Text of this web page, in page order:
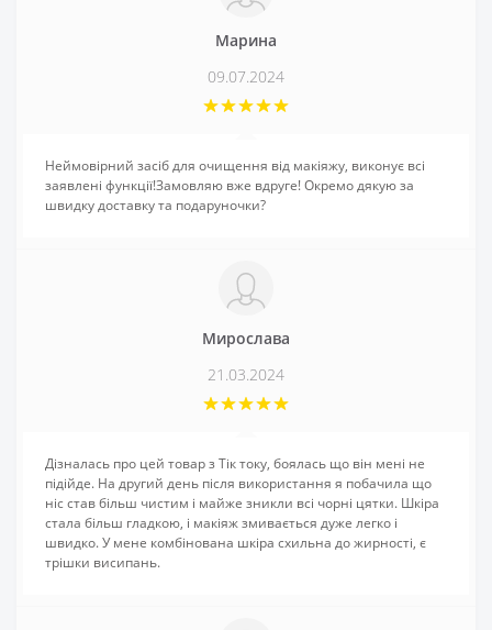
Марина
09.07.2024
Неймовірний засіб для очищення від макіяжу, виконує всі
заявлені функції!Замовляю вже вдруге! Окремо дякую за
швидку доставку та подаруночки?
Мирослава
21.03.2024
Дізналась про цей товар з Тік току, боялась що він мені не
підійде. На другий день після використання я побачила що
ніс став більш чистим і майже зникли всі чорні цятки. Шкіра
стала більш гладкою, і макіяж змивається дуже легко і
швидко. У мене комбінована шкіра схильна до жирності, є
трішки висипань.